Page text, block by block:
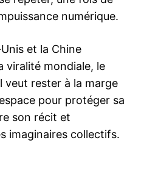
numérique.
et la Chine
viralité mondiale, le
veut rester à la marge
pour protéger sa
son récit et
imaginaires collectifs.